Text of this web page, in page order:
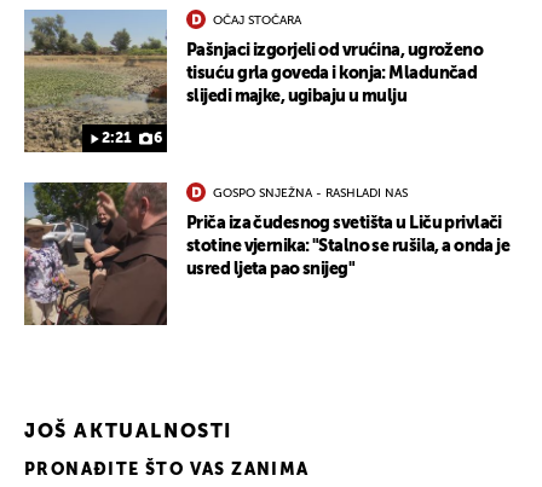
2:21 6
OČAJ STOČARA
Pašnjaci izgorjeli od vrućina, ugroženo
tisuću grla goveda i konja: Mladunčad
slijedi majke, ugibaju u mulju
GOSPO SNJEŽNA - RASHLADI NAS
Priča iza čudesnog svetišta u Liču privlači
stotine vjernika: "Stalno se rušila, a onda je
usred ljeta pao snijeg"
JOŠ AKTUALNOSTI
PRONAĐITE ŠTO VAS ZANIMA